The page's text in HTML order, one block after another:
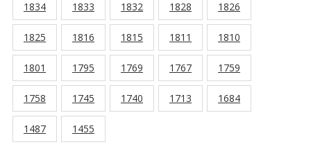
1834 1833 1832 1828 1826
1825 1816 1815 1811 1810
1801 1795 1769 1767 1759
1758 1745 1740 1713 1684
1487 1455